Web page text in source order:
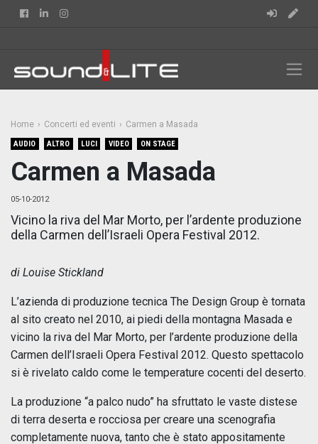
FacebookLinkedin
Home Concerti ed eventi Carmen a Masada
AUDIO ALTRO LUCI VIDEO ON STAGE
Carmen a Masada
05-10-2012
Vicino la riva del Mar Morto, per l’ardente produzione
della Carmen dell’Israeli Opera Festival 2012.
di Louise Stickland
L’azienda di produzione tecnica The Design Group è tornata
al sito creato nel 2010, ai piedi della montagna Masada e
vicino la riva del Mar Morto, per l’ardente produzione della
Carmen dell’Israeli Opera Festival 2012. Questo spettacolo
si è rivelato caldo come le temperature cocenti del deserto.
La produzione “a palco nudo” ha sfruttato le vaste distese
di terra deserta e rocciosa per creare una scenografia
completamente nuova, tanto che è stato appositamente